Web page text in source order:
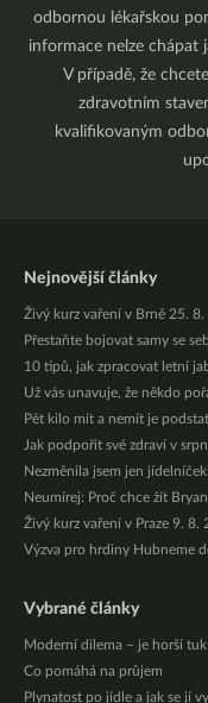
odbornou lékařskou
informace nelze chápat
V případě, že
zdravotním
kvalifikovaným
Nejnovější články
Živý kurz vaření v Brně 25.
Přestaňte bojovat samy se
10 tipů, jak zpracovat letní
Už vás unavuje, že někdo
Pět kilo mít a nemít je
Jak podpořit své zdraví v
Nezměnila jsem jen
Neumírej: Proč chce žít
Živý kurz vaření v Praze 9. 8.
Výzva pro hrdiny Hubneme
Vybrané články
Moderní dilema – je horší
Co pomáhá na průjem
Plynatost po jídle a jak se jí